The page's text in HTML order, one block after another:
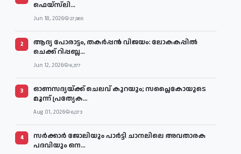
ഫെയ്‌സ്‌ലി...
Jun 18, 2026 27,965
2
ആദ്യ പോരാട്ടം, തകർപ്പൻ വിജയം: ലോകകപ്പിൽ
ചെക്ക് റിപ്പബ്ല...
Jun 12, 2026 6,377
3
ഓണസദ്യയ്ക്ക് ചെലവ് കുറയും; സപ്ലൈകോയുടെ
മൂന്ന് പ്രത്യേക...
Aug 01, 2026 6,073
4
സര്‍ക്കാര്‍ ജോലിയും പാര്‍ട്ടി ചാനലിലെ അവതാരക
പദവിയും ഒന...